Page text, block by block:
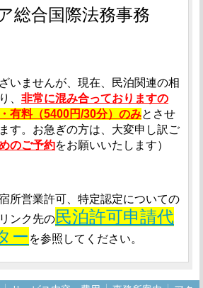
総合国際法務事務
いませんが、現在、民泊関連の相
、 非常に混み合っておりますの
有料（5400円/30分）のみとさせ
す。お急ぎの方は、大変申し訳ご
のご予約をお願いいたします）
所営業許可、特定認定についての
ンク先の民泊許可申請代
ー を参照してください。